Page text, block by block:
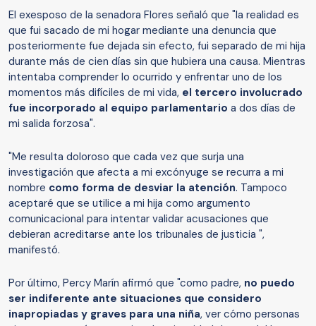
El exesposo de la senadora Flores señaló que "la realidad es
que fui sacado de mi hogar mediante una denuncia que
posteriormente fue dejada sin efecto, fui separado de mi hija
durante más de cien días sin que hubiera una causa. Mientras
intentaba comprender lo ocurrido y enfrentar uno de los
momentos más difíciles de mi vida, el tercero involucrado
fue incorporado al equipo parlamentario a dos días de
mi salida forzosa".
"Me resulta doloroso que cada vez que surja una
investigación que afecta a mi excónyuge se recurra a mi
nombre como forma de desviar la atención. Tampoco
aceptaré que se utilice a mi hija como argumento
comunicacional para intentar validar acusaciones que
debieran acreditarse ante los tribunales de justicia ",
manifestó.
Por último, Percy Marín afirmó que "como padre, no puedo
ser indiferente ante situaciones que considero
inapropiadas y graves para una niña, ver cómo personas